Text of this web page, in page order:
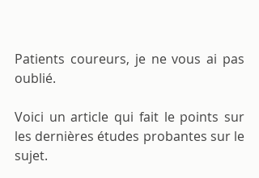
Patients coureurs, je ne vous ai pas
oublié.
Voici un article qui fait le points sur
les dernières études probantes sur le
sujet.